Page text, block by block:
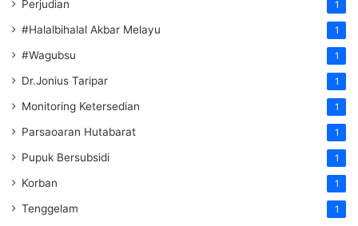
Perjudian 1
#Halalbihalal Akbar Melayu 1
#Wagubsu 1
Dr.Jonius Taripar 1
Monitoring Ketersedian 1
Parsaoaran Hutabarat 1
Pupuk Bersubsidi 1
Korban 1
Tenggelam 1